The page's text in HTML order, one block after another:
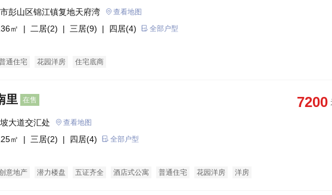
彭山区锦江镇复地天府湾 查看地图
㎡ | 二居(2) | 三居(9) | 四居(4) 全部户型
通住宅 花园洋房 住宅底商
里 在售 7200
大道交汇处 查看地图
㎡ | 三居(2) | 四居(4) 全部户型
意地产 潜力楼盘 五证齐全 酒店式公寓 普通住宅 花园洋房 洋房